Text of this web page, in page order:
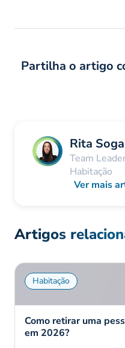
Partilha o artigo
Rita
Team
Habitação
Ver mais
Artigos
Habitação
Como retirar uma
em 2026?